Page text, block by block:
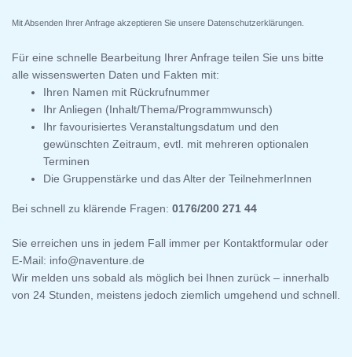
Mit Absenden Ihrer Anfrage akzeptieren Sie unsere Datenschutzerklärungen
Für eine schnelle Bearbeitung Ihrer Anfrage teilen Sie uns bitte
alle wissenswerten Daten und Fakten mit:
Ihren Namen mit Rückrufnummer
Ihr Anliegen (Inhalt/Thema/Programmwunsch)
Ihr favourisiertes Veranstaltungsdatum und den
gewünschten Zeitraum, evtl. mit mehreren optionalen
Terminen
Die Gruppenstärke und das Alter der TeilnehmerInnen
Bei schnell zu klärende Fragen: 0176/200 271 44
Sie erreichen uns in jedem Fall immer per Kontaktformular oder
E-Mail: info@naventure.de
Wir melden uns sobald als möglich bei Ihnen zurück – innerhalb
von 24 Stunden, meistens jedoch ziemlich umgehend und schnell.